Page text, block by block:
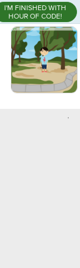
I'M FINISHED WITH
HOUR OF CODE!
,